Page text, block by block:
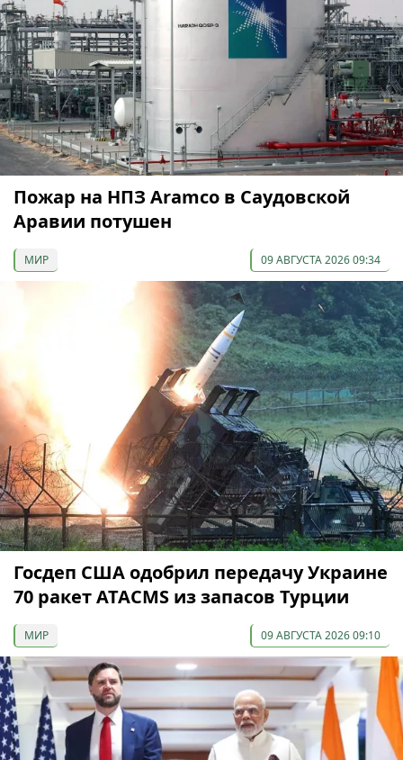
Пожар на НПЗ Aramco в Саудовской
Аравии потушен
МИР 09 АВГУСТА 2026 09:34
Госдеп США одобрил передачу Украине
70 ракет ATACMS из запасов Турции
МИР 09 АВГУСТА 2026 09:10